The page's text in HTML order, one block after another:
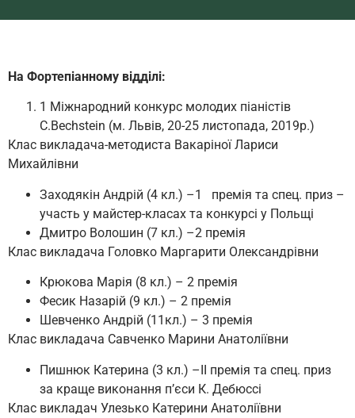
На Фортепіанному відділі:
1 Міжнародний конкурс молодих піаністів
C.Bechstein (м. Львів, 20-25 листопада, 2019р.)
Клас викладача-методиста Вакаріної Лариси
Михайлівни
Заходякін Андрій (4 кл.) –1 премія та спец. приз –
участь у майстер-класах та конкурсі у Польщі
Дмитро Волошин (7 кл.) –2 премія
Клас викладача Головко Маргарити Олександрівни
Крюкова Марія (8 кл.) – 2 премія
Фесик Назарій (9 кл.) – 2 премія
Шевченко Андрій (11кл.) – 3 премія
Клас викладача Савченко Марини Анатоліївни
Пишнюк Катерина (3 кл.) –ІІ премія та спец. приз
за краще виконання п’єси К. Дебюссі
Клас викладач Улезько Катерини Анатоліївни